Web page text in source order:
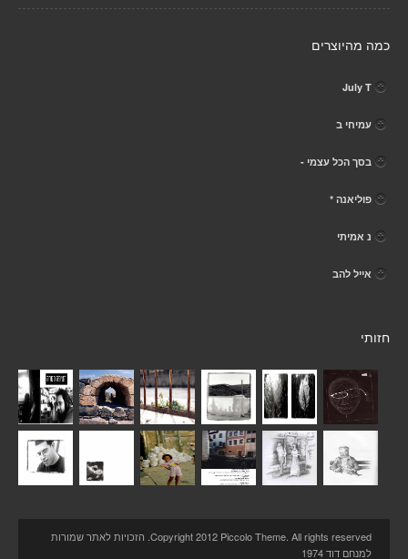
כמה מהיוצרים
July T
עמיחי ב
בסך הכל עצמי -
פוליאנה *
נ אמיתי
אייל להב
חזותי
Copyright 2012 Piccolo Theme. All rights reserved. הזכויות לאתר שמורות
למנחם דוד 1974